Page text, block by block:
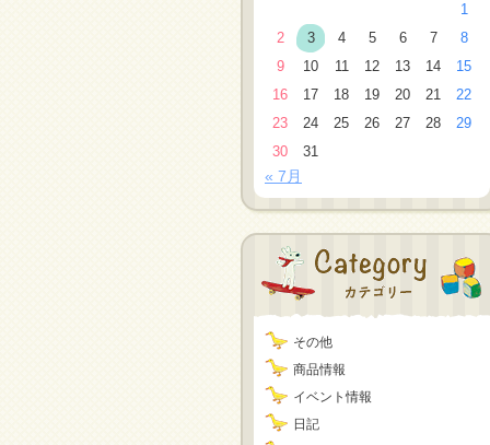
1
2
3 4 5 6 7
8
9
10 11 12 13 14
15
16
17 18 19 20 21
22
23
24 25 26 27 28
29
30
31
« 7月
その他
商品情報
イベント情報
日記